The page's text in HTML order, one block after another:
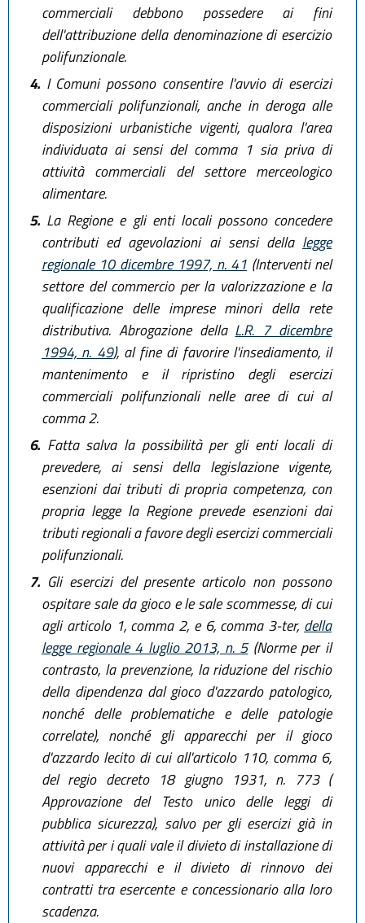
commerciali debbono possedere ai fini
dell'attribuzione della denominazione di esercizio
polifunzionale.
4.I Comuni possono consentire l'avvio di esercizi
commerciali polifunzionali, anche in deroga alle
disposizioni urbanistiche vigenti, qualora l'area
individuata ai sensi del comma 1 sia priva di
attività commerciali del settore merceologico
alimentare.
5.La Regione e gli enti locali possono concedere
contributi ed agevolazioni ai sensi della legge
regionale 10 dicembre 1997, n. 41 (Interventi nel
settore del commercio per la valorizzazione e la
qualificazione delle imprese minori della rete
distributiva. Abrogazione della L.R. 7 dicembre
1994, n. 49), al fine di favorire l'insediamento, il
mantenimento e il ripristino degli esercizi
commerciali polifunzionali nelle aree di cui al
comma 2.
6.Fatta salva la possibilità per gli enti locali di
prevedere, ai sensi della legislazione vigente,
esenzioni dai tributi di propria competenza, con
propria legge la Regione prevede esenzioni dai
tributi regionali a favore degli esercizi commerciali
polifunzionali.
7.Gli esercizi del presente articolo non possono
ospitare sale da gioco e le sale scommesse, di cui
agli articolo 1, comma 2, e 6, comma 3-ter, della
legge regionale 4 luglio 2013, n. 5(Norme per il
contrasto, la prevenzione, la riduzione del rischio
della dipendenza dal gioco d'azzardo patologico,
nonché delle problematiche e delle patologie
correlate), nonché gli apparecchi per il gioco
d'azzardo lecito di cui all'articolo 110, comma 6,
del regio decreto 18 giugno 1931, n. 773 (
Approvazione del Testo unico delle leggi di
pubblica sicurezza), salvo per gli esercizi già in
attività per i quali vale il divieto di installazione di
nuovi apparecchi e il divieto di rinnovo dei
contratti tra esercente e concessionario alla loro
scadenza.